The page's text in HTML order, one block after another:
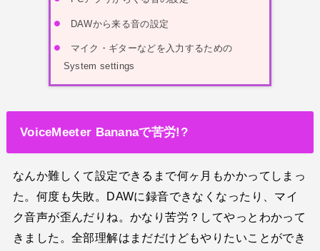
DAWから来る音の設定
マイク・ギターなどを入力するための
System settings
VoiceMeeter Bananaで苦労!?
なんか難しくて設定できるまで何ヶ月もかかってしまっ
た。何度も失敗。DAWに録音できなくなったり、マイ
ク音声が歪んだりね。かなり苦労？してやっとわかって
きました。全部理解はまだだけどもやりたいことができ